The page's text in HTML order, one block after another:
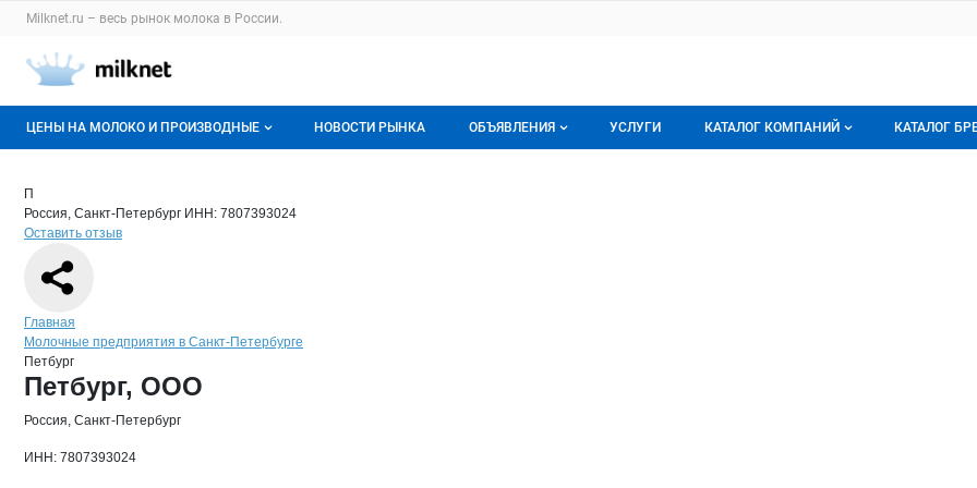
Раздел навигации по сайту milknet.ru
Milknet.ru – весь рынок молока в России.
Авторизация и меню пользователя
Навигация по разделам сайта milknet.ru
ЦЕНЫ НА МОЛОКО И ПРОИЗВОДНЫЕ
О мониторингах
Актуальные мониторинги
Отзывы
НОВОСТИ РЫНКА ОБЪЯВЛЕНИЯ УСЛУГИ КАТАЛОГ КОМПАНИЙ КАТАЛОГ
Страница компании
Страница компании
Краткая информация о компании
П
Россия, Санкт-Петербург ИНН: 7807393024
Оставить отзыв
Навигация по сайту
Главная
Молочные предприятия в Санкт-Петербурге
Петбург
Основная информация о компании
Петбург, ООО
Россия, Санкт-Петербург
ИНН: 7807393024